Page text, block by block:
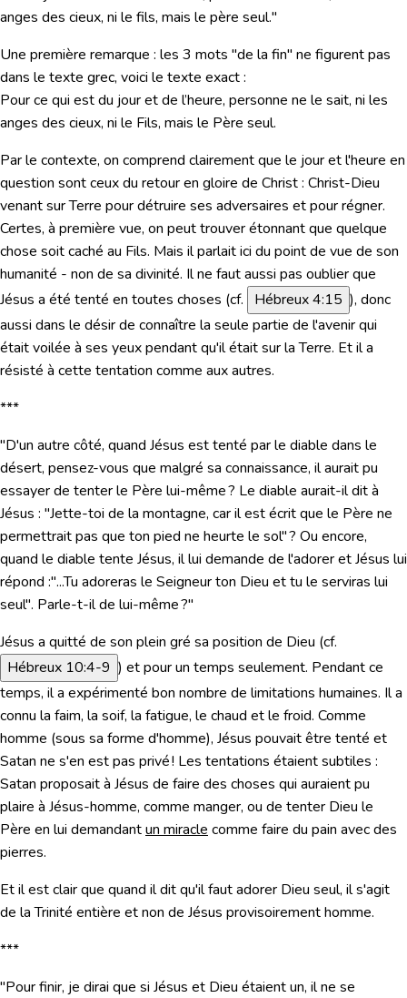
anges des cieux, ni le fils, mais le père seul."
Une première remarque : les 3 mots "de la fin" ne figurent pas
dans le texte grec, voici le texte exact :
Pour ce qui est du jour et de l’heure, personne ne le sait, ni les
anges des cieux, ni le Fils, mais le Père seul.
Par le contexte, on comprend clairement que le jour et l'heure en
question sont ceuxdu retour en gloire de Christ : Christ-Dieu
venant sur Terre pour détruire ses adversaires et pour régner.
Certes, à première vue, on peut trouver étonnant que quelque
chose soit caché au Fils. Mais il parlait ici du point de vue de son
humanité - non de sa divinité. Il ne faut aussi pas oublier que
Jésus a été tenté en toutes choses (cf.
Hébreux 4:15 ), donc
aussi dans le désir de connaître la seule partie de l'avenir qui
étaitvoilée à ses yeuxpendant qu'il était sur la Terre. Et il a
résisté à cette tentation comme aux autres.
***
"D'un autre côté, quand Jésus est tenté par le diable dans le
désert, pensez-vous que malgré sa connaissance, il aurait pu
essayer de tenter le Père lui-même ? Le diable aurait-il dit à
Jésus : "Jette-toi de la montagne, car il est écrit que le Père ne
permettrait pas que ton pied ne heurte le sol" ? Ou encore,
quand le diable tente Jésus, il lui demande de l'adorer et Jésus lui
répond :"...Tu adoreras le Seigneur ton Dieu et tu le serviras lui
seul". Parle-t-il de lui-même ?"
Jésus a quitté de son plein gré sa position de Dieu (cf.
Hébreux 10:4-9 ) et pour un temps seulement. Pendant ce
temps, il a expérimenté bon nombre de limitations humaines. Il a
connu la faim, la soif, la fatigue, le chaud et le froid. Comme
homme (sous sa forme d'homme), Jésus pouvait être tenté et
Satan ne s'en est pas privé ! Les tentations étaient subtiles :
Satan proposait à Jésus de faire des choses qui auraient pu
plaire à Jésus-homme, comme manger, ou de tenter Dieu le
Père en lui demandantun miracle comme faire du pain avec des
pierres.
Et il est clair que quand il dit qu'il faut adorer Dieu seul, il s'agit
de la Trinité entière et non de Jésus provisoirement homme.
***
"Pour finir, je dirai que si Jésus et Dieu étaient un, il ne se